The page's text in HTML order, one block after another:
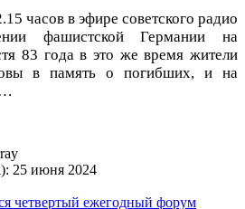
часов в эфире советского радио
фашистской Германии на
83 года в это же время жители
в память о погибших, и на
25 июня 2024